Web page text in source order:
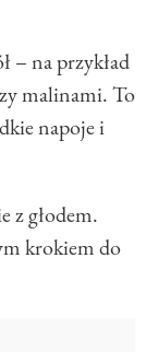
– na przykład
malinami. To
napoje i
z głodem.
krokiem do